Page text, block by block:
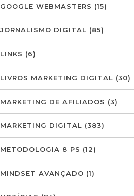
GOOGLE WEBMASTERS (15)
JORNALISMO DIGITAL (85)
LINKS (6)
LIVROS MARKETING DIGITAL (30)
MARKETING DE AFILIADOS (3)
MARKETING DIGITAL (383)
METODOLOGIA 8 PS (12)
MINDSET AVANÇADO (1)